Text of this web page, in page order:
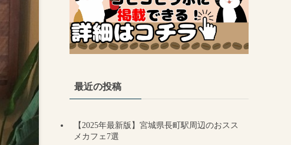
最近の投稿
【2025年最新版】宮城県長町駅周辺のおスス
メカフェ7選